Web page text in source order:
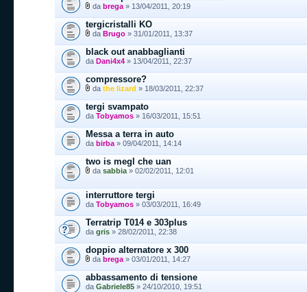
da brega » 13/04/2011, 20:19
tergicristalli KO
da Brugo » 31/01/2011, 13:37
black out anabbaglianti
da Dani4x4 » 13/04/2011, 22:37
compressore?
da the lizard » 18/03/2011, 22:37
tergi svampato
da Tobyamos » 16/03/2011, 15:51
Messa a terra in auto
da birba » 09/04/2011, 14:14
two is megl che uan
da sabbia » 02/02/2011, 12:01
interruttore tergi
da Tobyamos » 03/03/2011, 16:49
Terratrip T014 e 303plus
da gris » 28/02/2011, 22:38
doppio alternatore x 300
da brega » 03/01/2011, 14:27
abbassamento di tensione
da Gabriele85 » 24/10/2010, 19:51